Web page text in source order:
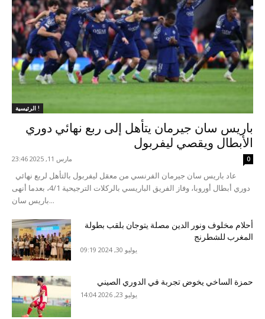
الرئيسية !
باريس سان جيرمان يتأهل إلى ربع نهائي دوري
الأبطال ويقصي ليفربول
مارس 11, 2025 23:46 0
دوري أبطال أوروبا، وفاز الفريق الباريسي بالركلات الترجيحية 4/1، بعدما أنهى
باريس سان...
أحلام مخلوف ونور الدين مصلة يتوجان بلقب بطولة
المغرب للشطرنج
يوليو 30, 2024 09:19
حمزة الساخي يخوض تجربة في الدوري الصيني
يوليو 23, 2026 14:04